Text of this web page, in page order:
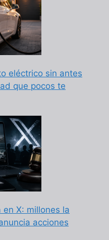
eléctrico sin antes
que pocos te
en X: millones la
acciones